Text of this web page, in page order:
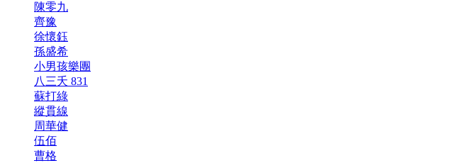
陳零九
齊豫
徐懷鈺
孫盛希
小男孩樂團
八三夭 831
蘇打綠
縱貫線
周華健
伍佰
曹格